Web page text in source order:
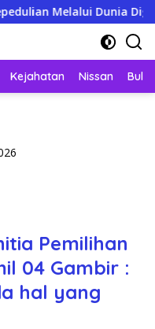
Dunia Digital
Kejahatan Nissan
Pemilihan
04 Gambir :
hal yang